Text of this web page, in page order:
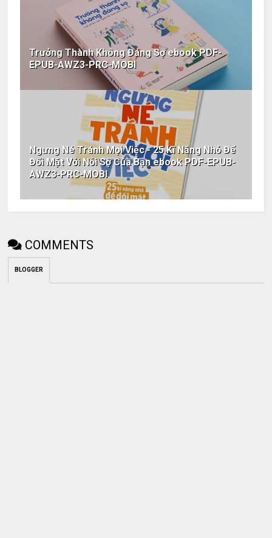
Trưởng Thành Không Đáng Sợ ebook PDF-
EPUB-AWZ3-PRC-MOBI
Ngưng Né Tránh Mọi Việc - 25 Kĩ Năng Nhỏ Để
Đối Mặt Với Nỗi Sợ Của Bạn ebook PDF-EPUB-
AWZ3-PRC-MOBI
COMMENTS
BLOGGER